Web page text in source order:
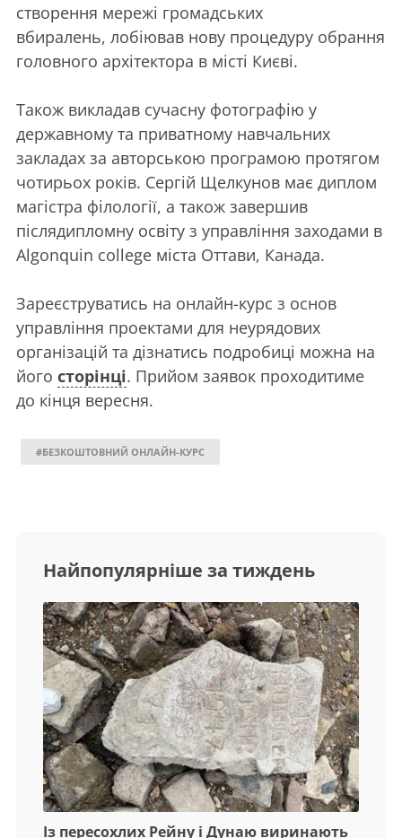
створення мережі громадських
вбиралень, лобіював нову процедуру обрання
головного архітектора в місті Києві.
Також викладав сучасну фотографію у
державному та приватному навчальних
закладах за авторською програмою протягом
чотирьох років. Сергій Щелкунов має диплом
магістра філології, а також завершив
післядипломну освіту з управління заходами в
Algonquin college міста Оттави, Канада.
Зареєструватись на онлайн-курс з основ
управління проектами для неурядових
організацій та дізнатись подробиці можна на
його сторінці. Прийом заявок проходитиме
до кінця вересня.
#БЕЗКОШТОВНИЙ ОНЛАЙН-КУРС
Найпопулярніше за тиждень
Із пересохлих Рейну і Дунаю виринають